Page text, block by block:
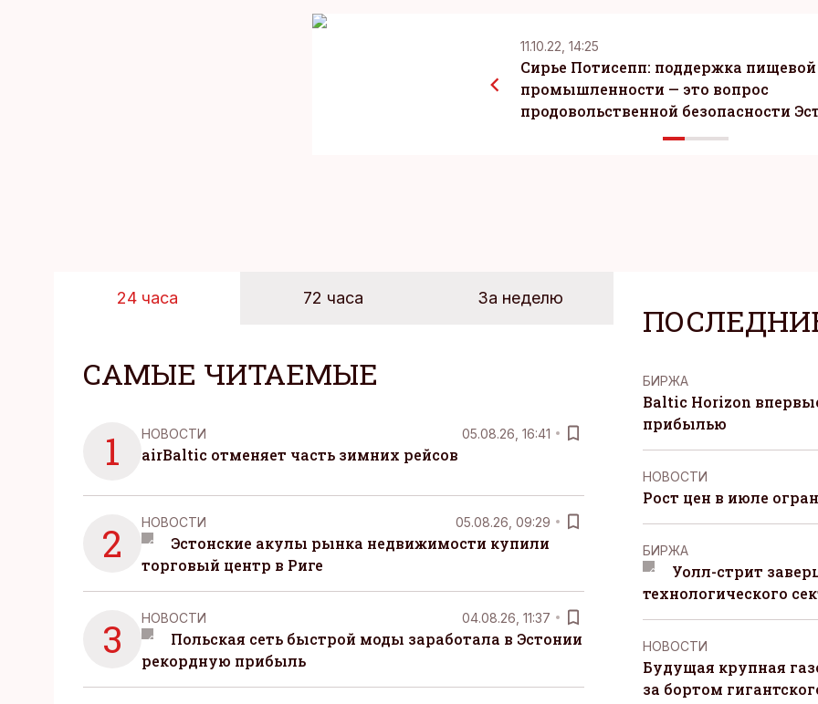
11.10.22, 14:25
Сирье Потисепп: поддержка пищевой
промышленности — это вопрос
продовольственной безопасности
24 часа 72 часа За неделю
САМЫЕ ЧИТАЕМЫЕ
1 НОВОСТИ 05.08.26, 16:41
airBaltic отменяет часть зимних рейсов
2 НОВОСТИ 05.08.26, 09:29
Эстонские акулы рынка недвижимости купили
торговый центр в Риге
3 НОВОСТИ 04.08.26, 11:37
Польская сеть быстрой моды заработала в Эстонии
рекордную прибыль
БИРЖА
Baltic Horizon
прибылью
НОВОСТИ
Рост цен в июле
БИРЖА
Уолл-стрит
технологического
НОВОСТИ
Будущая крупная
за бортом